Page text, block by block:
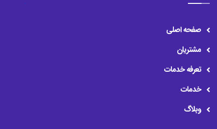
صفحه اصلی
مشتریان
تعرفه خدمات
خدمات
وبلاگ